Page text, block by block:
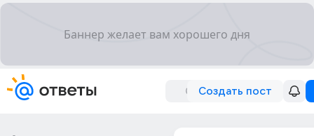
Создать пост